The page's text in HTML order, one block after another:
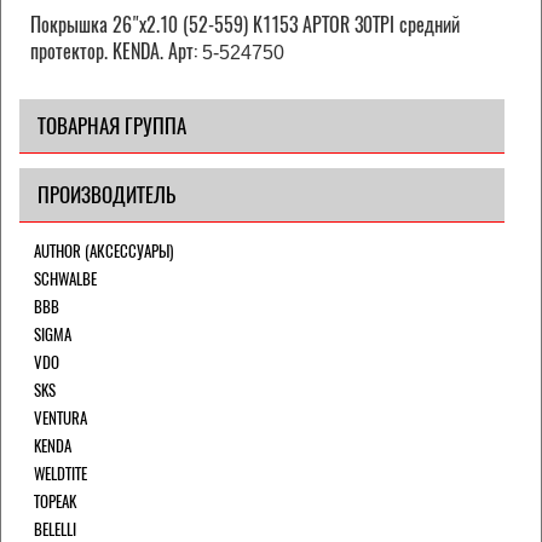
Покрышка 26"х2.10 (52-559) K1153 APTOR 30TPI средний
протектор. KENDA. Арт: 5-524750
ТОВАРНАЯ ГРУППА
ПРОИЗВОДИТЕЛЬ
AUTHOR (АКСЕССУАРЫ)
SCHWALBE
BBB
SIGMA
VDO
SKS
VENTURA
KENDA
WELDTITE
TOPEAK
BELELLI